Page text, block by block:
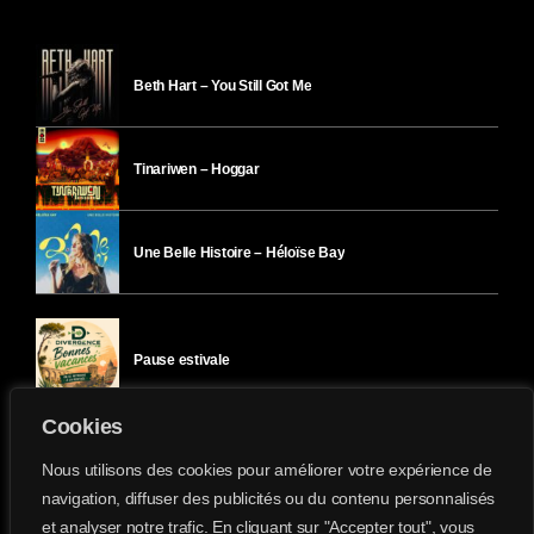
Cookies
Nous utilisons des cookies pour améliorer votre expérience de
navigation, diffuser des publicités ou du contenu personnalisés
et analyser notre trafic. En cliquant sur "Accepter tout", vous
Beth Hart – You Still Got Me
Tinariwen – Hoggar
Une Belle Histoire – Héloïse Bay
Pause estivale
Ici l’Ombre – mardi 28 juillet